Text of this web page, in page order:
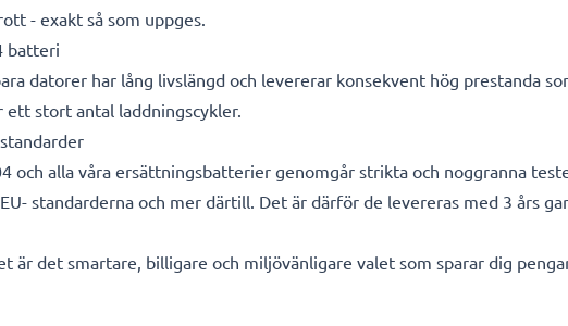
- exakt så som uppges.
batteri
datorer har lång livslängd och levererar konsekvent hög prestanda
stort antal laddningscykler.
och alla våra ersättningsbatterier genomgår strikta och noggranna
standarderna och mer därtill. Det är därför de levereras med 3 års
är det smartare, billigare och miljövänligare valet som sparar dig